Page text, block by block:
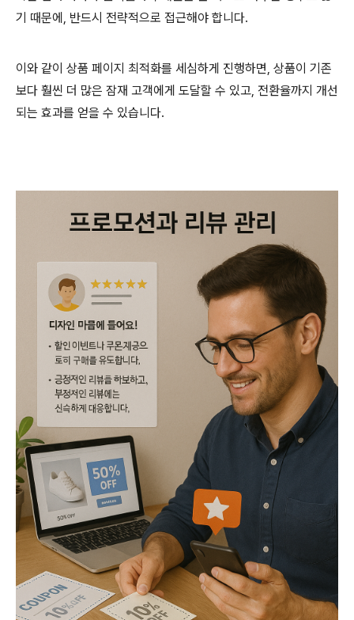
기 때문에, 반드시 전략적으로 접근해야 합니다.
이와 같이 상품 페이지 최적화를 세심하게 진행하면, 상품이 기존
보다 훨씬 더 많은 잠재 고객에게 도달할 수 있고, 전환율까지 개선
되는 효과를 얻을 수 있습니다.